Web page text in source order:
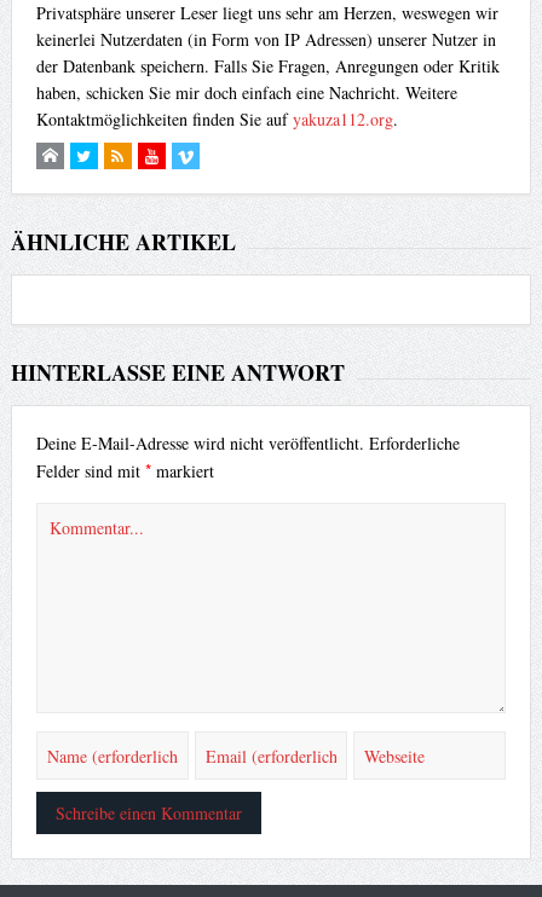
Privatsphäre unserer Leser liegt uns sehr am Herzen, weswegen wir
keinerlei Nutzerdaten (in Form von IP Adressen) unserer Nutzer in
der Datenbank speichern. Falls Sie Fragen, Anregungen oder Kritik
haben, schicken Sie mir doch einfach eine Nachricht. Weitere
Kontaktmöglichkeiten finden Sie aufyakuza112.org.
ÄHNLICHE ARTIKEL
HINTERLASSE EINE ANTWORT
Deine E-Mail-Adresse wird nicht veröffentlicht. Erforderliche
Felder sind mit *markiert